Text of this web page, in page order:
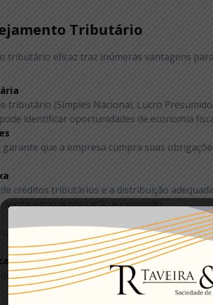
Tributário
tributário eficaz traz inúmeras vantagens
tributário (Simples Nacional, Lucro
identificar oportunidades de economia
que a empresa cumpra suas
créditos tributários e a distribuição
em sua operação e expansão.
a empresa reduz os riscos de
seus custos tributários podem